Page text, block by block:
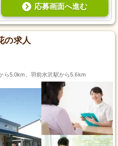
応募画面へ進む
の求人
ら5.0km、羽前水沢駅から5.6km